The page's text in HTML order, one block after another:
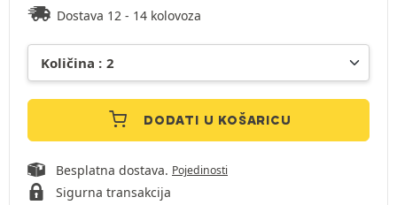
Dostava 12 - 14 kolovoza
DODATI U KOŠARICU
Besplatna dostava. Pojedinosti
Sigurna transakcija